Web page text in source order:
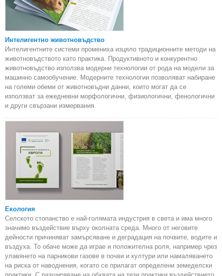
Интелигентно животновъдство
Интелигентните системи промениха изцяло традиционните методи на
животновъдството като практика. Продуктивното и конкурентно
животновъдство използва модерни технологии от рода на модели за
машинно самообучение. Модерните технологии позволяват набиране
на големи обеми от животновъдни данни, които могат да се
използват за ежедневни морфологични, физиологични, фенологични
и други свързани измервания.
Екология
Селското стопанство е най-голямата индустрия в света и има много
значимо въздействие върху околната среда. Много от неговите
дейности причиняват замърсяване и деградация на почвите, водите и
въздуха. То обаче може да играе и положителна роля, например чрез
улавянето на парникови газове в почви и култури или намаляването
на риска от наводнения, когато се прилагат определени земеделски